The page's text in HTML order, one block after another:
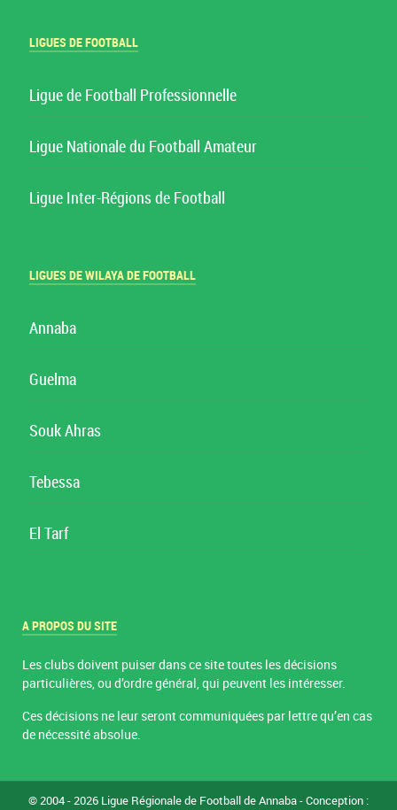
LIGUES DE FOOTBALL
Ligue de Football Professionnelle
Ligue Nationale du Football Amateur
Ligue Inter-Régions de Football
LIGUES DE WILAYA DE FOOTBALL
Annaba
Guelma
Souk Ahras
Tebessa
El Tarf
A PROPOS DU SITE
Les clubs doivent puiser dans ce site toutes les décisions
particulières, ou d’ordre général, qui peuvent les intéresser.
Ces décisions ne leur seront communiquées par lettre qu’en cas
de nécessité absolue.
© 2004 - 2026 Ligue Régionale de Football de Annaba - Conception :